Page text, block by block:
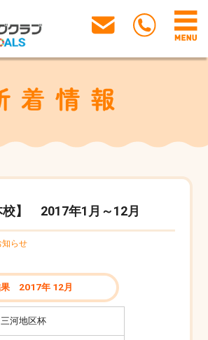
校】 2017年1月～12月
知らせ
果 2017年 12月
三河地区杯